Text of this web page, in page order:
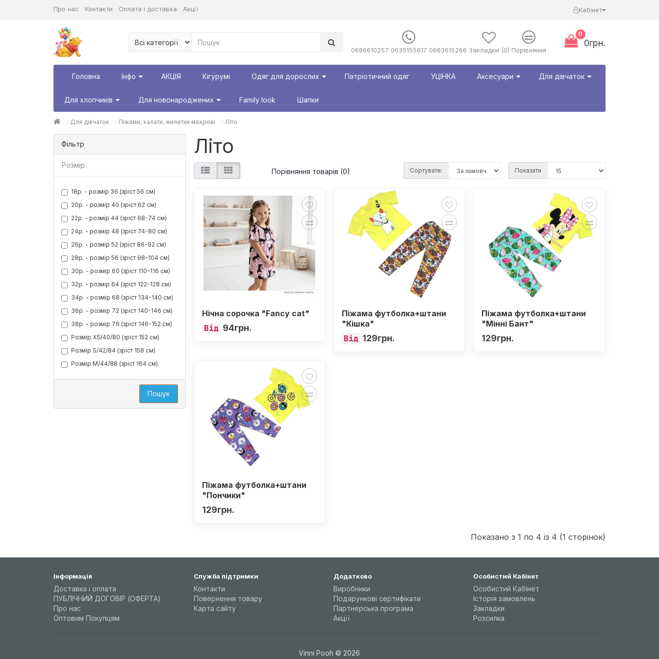
Про нас Контакти Оплата і доставка Акції Кабінет
0686610257 0635155617 0663615266 Закладки (0) Порівняння
0
0грн.
Головна Інфо АКЦІЯ Кігурумі Одяг для дорослих Патріотичний одяг УЦІНКА Аксесуари Для дівчаток
Для хлопчиків Для новонароджених Family look Шапки
Для дівчаток Піжами, халати, жилетки махрові Літо
Фільтр
Розмір
18р. - розмір 36 (зріст 56 см)
20р. - розмір 40 (зріст 62 см)
22р. - розмір 44 (зріст 68-74 см)
24р. - розмір 48 (зріст 74-80 см)
26р. - розмір 52 (зріст 86-92 см)
28р. - розмір 56 (зріст 98-104 см)
30р. - розмір 60 (зріст 110-116 см)
32р. - розмір 64 (зріст 122-128 см)
34р. - розмір 68 (зріст 134-140 см)
36р. - розмір 72 (зріст 140-146 см)
38р. - розмір 76 (зріст 146-152 см)
Розмір XS/40/80 (зріст 152 см)
Розмір S/42/84 (зріст 158 см)
Розмір M/44/88 (зріст 164 см)
Пошук
Літо
Порівняння товарів (0) Сортувати: Показати
Нічна сорочка "Fancy cat"
Від 94грн.
Піжама футболка+штани
"Кішка"
Від 129грн.
Піжама футболка+штани
"Мінні Бант"
129грн.
Піжама футболка+штани
"Пончики"
129грн.
Показано з 1 по 4 із 4 (1 сторінок)
Інформація
Доставка і оплата
ПУБЛІЧНИЙ ДОГОВІР (ОФЕРТА)
Про нас
Оптовим Покупцям
Служба підтримки
Контакти
Повернення товару
Карта сайту
Додатково
Виробники
Подарункові сертифікати
Партнерська програма
Акції
Особистий Кабінет
Особистий Кабінет
Історія замовлень
Закладки
Розсилка
Vinni Pooh © 2026